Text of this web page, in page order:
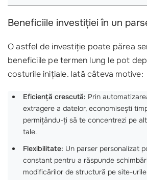
Beneficiile investiției în un
O astfel de investiție poate părea
beneficiile pe termen lung le pot
costurile inițiale. Iată câteva motive:
Eficiență crescută: Prin
extragere a datelor, economisești
permițându-ți să te concentrezi pe
tale.
Flexibilitate: Un parser personalizat
constant pentru a răspunde
modificărilor de structură pe site-